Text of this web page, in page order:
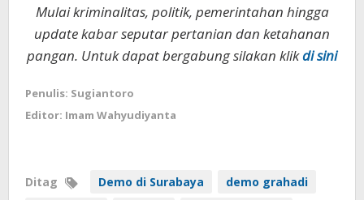
Mulai kriminalitas, politik, pemerintahan hingga
update kabar seputar pertanian dan ketahanan
pangan. Untuk dapat bergabung silakan klikdi sini
Penulis: Sugiantoro
Editor: Imam Wahyudiyanta
Ditag Demo di Surabaya
demo grahadi